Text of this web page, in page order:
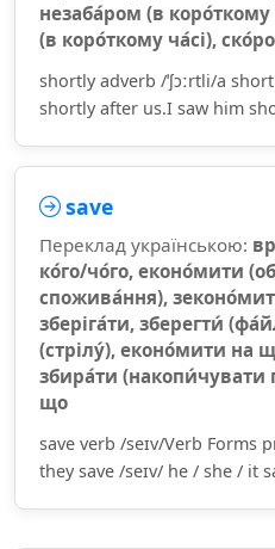
незаба́ром (в коро́ткому
(в коро́ткому ча́сі),
shortly adverb /ˈʃɔːrtli/a
shortly after us.I saw him
save
Переклад українською:
ко́го/чо́го, еконо́мити
спожива́ння),
зберіга́ти, зберегти́
(стрілу́), еконо́мити на
збира́ти (накопи́чувати
що
save verb /seɪv/Verb Forms
they save /seɪv/ he / she / it